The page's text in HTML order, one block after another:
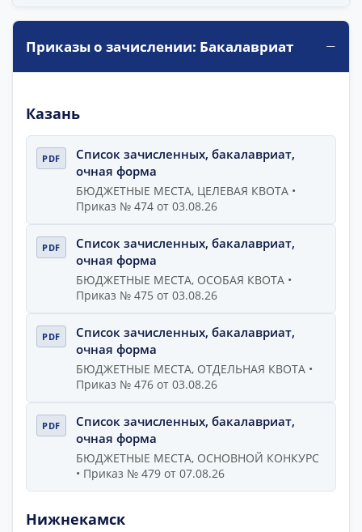
Приказы о зачислении: Бакалавриат
Казань
Список зачисленных, бакалавриат,
очная форма
БЮДЖЕТНЫЕ МЕСТА, ЦЕЛЕВАЯ КВОТА •
Приказ № 474 от 03.08.26
Список зачисленных, бакалавриат,
очная форма
БЮДЖЕТНЫЕ МЕСТА, ОСОБАЯ КВОТА •
Приказ № 475 от 03.08.26
Список зачисленных, бакалавриат,
очная форма
БЮДЖЕТНЫЕ МЕСТА, ОТДЕЛЬНАЯ КВОТА •
Приказ № 476 от 03.08.26
Список зачисленных, бакалавриат,
очная форма
БЮДЖЕТНЫЕ МЕСТА, ОСНОВНОЙ КОНКУРС
• Приказ № 479 от 07.08.26
Нижнекамск